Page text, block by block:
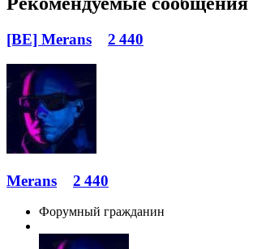
[BE] Merans 2 440
Merans 2 440
Форумный гражданин